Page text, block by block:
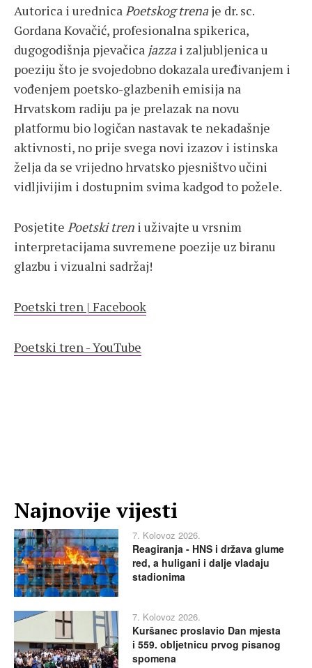
Autorica i urednicaPoetskog trenaje dr. sc.
Gordana Kovačić, profesionalna spikerica,
dugogodišnja pjevačica jazzai zaljubljenica u
poeziju što je svojedobno dokazala uređivanjem i
vođenjem poetsko-glazbenih emisija na
Hrvatskom radiju pa je prelazak na novu
platformu bio logičan nastavak te nekadašnje
aktivnosti, no prije svega novi izazov i istinska
želja da se vrijedno hrvatsko pjesništvo učini
vidljivijim i dostupnim svima kadgod to požele.
Posjetite Poetski tren i uživajte u vrsnim
interpretacijama suvremene poezije uz biranu
glazbu i vizualni sadržaj!
Poetski tren | Facebook
Poetski tren - YouTube
Najnovije vijesti
7. Kolovoz 2026.
Reagiranja - HNS i država glume
red, a huligani i dalje vladaju
stadionima
7. Kolovoz 2026.
Kuršanec proslavio Dan mjesta
i 559. obljetnicu prvog pisanog
spomena